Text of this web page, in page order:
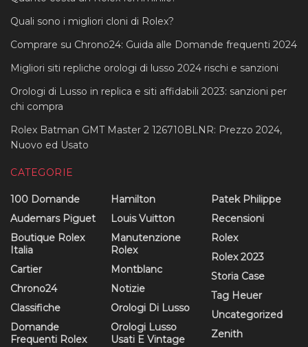
Quali sono i migliori cloni di Rolex?
Comprare su Chrono24: Guida alle Domande frequenti 2024
Migliori siti repliche orologi di lusso 2024 rischi e sanzioni
Orologi di Lusso in replica e siti affidabili 2023: sanzioni per
chi compra
Rolex Batman GMT Master 2 126710BLNR: Prezzo 2024,
Nuovo ed Usato
CATEGORIE
100 Domande
Audemars Piguet
Boutique Rolex
Italia
Cartier
Chrono24
Classifiche
Domande
Frequenti Rolex
Hamilton
Louis Vuitton
Manutenzione
Rolex
Montblanc
Notizie
Orologi Di Lusso
Orologi Lusso
Usati E Vintage
Patek Philippe
Recensioni
Rolex
Rolex 2023
Storia Case
Tag Heuer
Uncategorized
Zenith